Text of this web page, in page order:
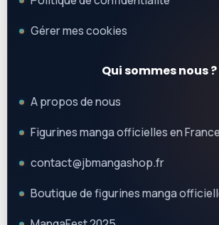
Gérer mes cookies
Qui sommes nous ?
A propos de nous
Figurines manga officielles en France
contact@jbmangashop.fr
Boutique de figurines manga